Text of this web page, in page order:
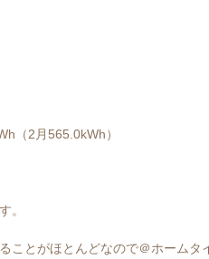
（2月565.0kWh）
。
ことがほとんどなので＠ホームタ